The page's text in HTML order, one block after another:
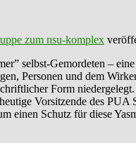
zum nsu-komplex
selbst-Gemordeten –
Personen und dem
Form
Vorsitzende des PUA
einen Schutz für diese